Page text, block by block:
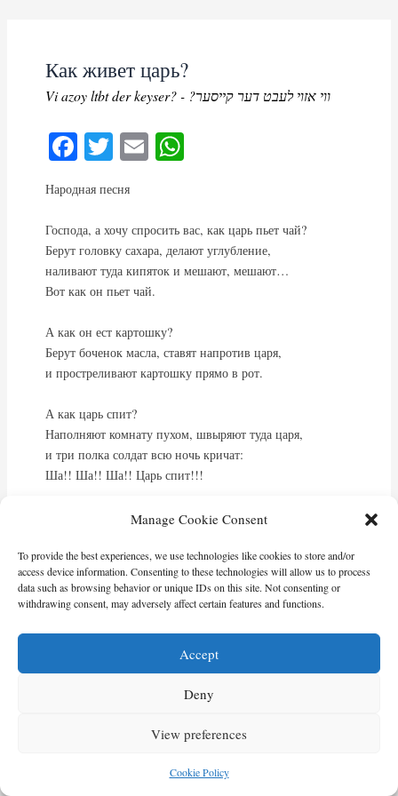
Manage Cookie Consent
To provide the best experiences, we use technologies like cookies to store and/or
access device information. Consenting to these technologies will allow us to process
data such as browsing behavior or unique IDs on this site. Not consenting or
withdrawing consent, may adversely affect certain features and functions.
Accept
Deny
View preferences
Cookie Policy
Как живет царь?
Vi azoy ltbt der keyser? - ?ווי אזוי לעבט דער קייסער
Fa
bo
ok
T
tte
r
E
A
pp
Народная песня
Господа, а хочу спросить вас, как царь пьет чай?
Берут головку сахара, делают углубление,
наливают туда кипяток и мешают, мешают…
Вот как он пьет чай.
А как он ест картошку?
Берут боченок масла, ставят напротив царя,
и простреливают картошку прямо в рот.
А как царь спит?
Наполняют комнату пухом, швыряют туда царя,
и три полка солдат всю ночь кричат:
Ша!! Ша!! Ша!! Царь спит!!!
ce
bo
ok
T
wi
tte
r
E
m
ail
W
ha
ts
A
pp